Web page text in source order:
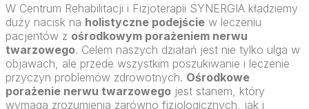
W Centrum Rehabilitacji i Fizjoterapii SYNERGIA kładziemy
duży nacisk na holistyczne podejście w leczeniu
pacjentów z ośrodkowym porażeniem nerwu
twarzowego. Celem naszych działań jest nie tylko ulga w
objawach, ale przede wszystkim poszukiwanie i leczenie
przyczyn problemów zdrowotnych. Ośrodkowe
porażenie nerwu twarzowego jest stanem, który
wymaga zrozumienia zarówno fizjologicznych, jak i